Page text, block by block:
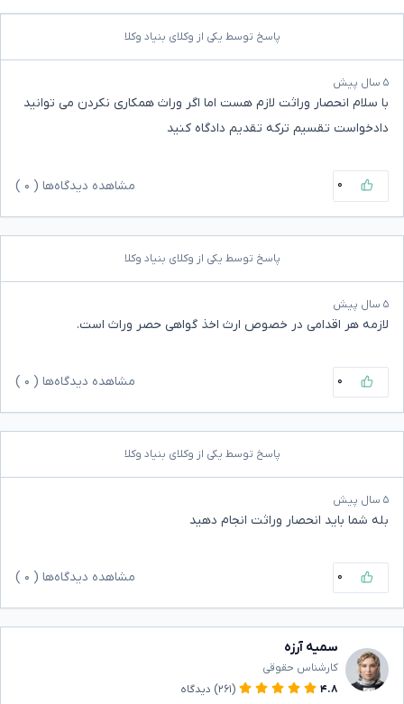
پاسخ توسط یکی از وکلای بنیاد وکلا
۵ سال پیش
با سلام انحصار وراثت لازم هست اما اگر وراث همکاری نکردن می توانید
دادخواست تقسیم ترکه تقدیم دادگاه کنید
۰ مشاهده دیدگاه‌ها ( ۰
پاسخ توسط یکی از وکلای بنیاد وکلا
۵ سال پیش
لازمه هر اقدامی در خصوص ارث اخذ گواهی حصر وراث است.
۰ مشاهده دیدگاه‌ها ( ۰
پاسخ توسط یکی از وکلای بنیاد وکلا
۵ سال پیش
بله شما باید انحصار وراثت انجام دهید
۰ مشاهده دیدگاه‌ها ( ۰
سمیه آرزه
کارشناس حقوقی
۴.۸
(۲۶۱) دیدگاه